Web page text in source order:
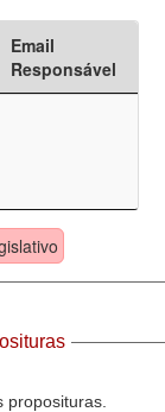
Email
Responsável
proposituras.